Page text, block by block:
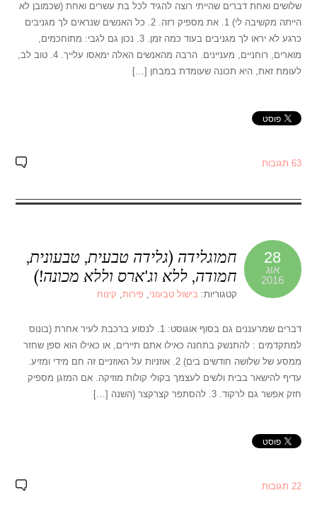
שלושים ואחת דברים שהייתי רוצה להגיד לכל בת עשרים ואחת (שכמובן לא
הייתה מקשיבה לי) 1. את מספיק רזה. 2. כל האנשים שנראים לך מגניבים
כרגע לא יראו לך מגניבים בעוד כמה זמן. 3. נכון גם לגבי: מתוחכמים,
מוארים, רוחניים, מעניינים. הרבה מהאנשים האלה ימאסו עלייך. 4. טוב לב,
לעומת זאת, היא תכונה שעומדת במבחן […]
63 תגובות
28
אוג
2016
חמוגלידה (גלידה טבעית, טבעונית,
חמודה, ללא וג'ארס וללא מכונה!)
קטגוריות:בישול טבעוני,פירות, קינוח
דברים שמרעננים גם בסוף אוגוסט: 1. לנסוע ברכבת לעיר אחרת (בונוס
למתקדמים : להתנשק בתחנה כאילו אתם תיירים, או כאילו הוא ספן שחזר
ממסע של שלושה חודשים בים) 2. אוזניות על האוזניים זה חם מידי ומזיע.
עדיף להישאר בבית ולשים לעצמך בקולי קולות מוזיקה. אם המזגן מספיק
חזק אפשר גם לרקוד. 3. להסתפר קצרקצר (השנה […]
22 תגובות